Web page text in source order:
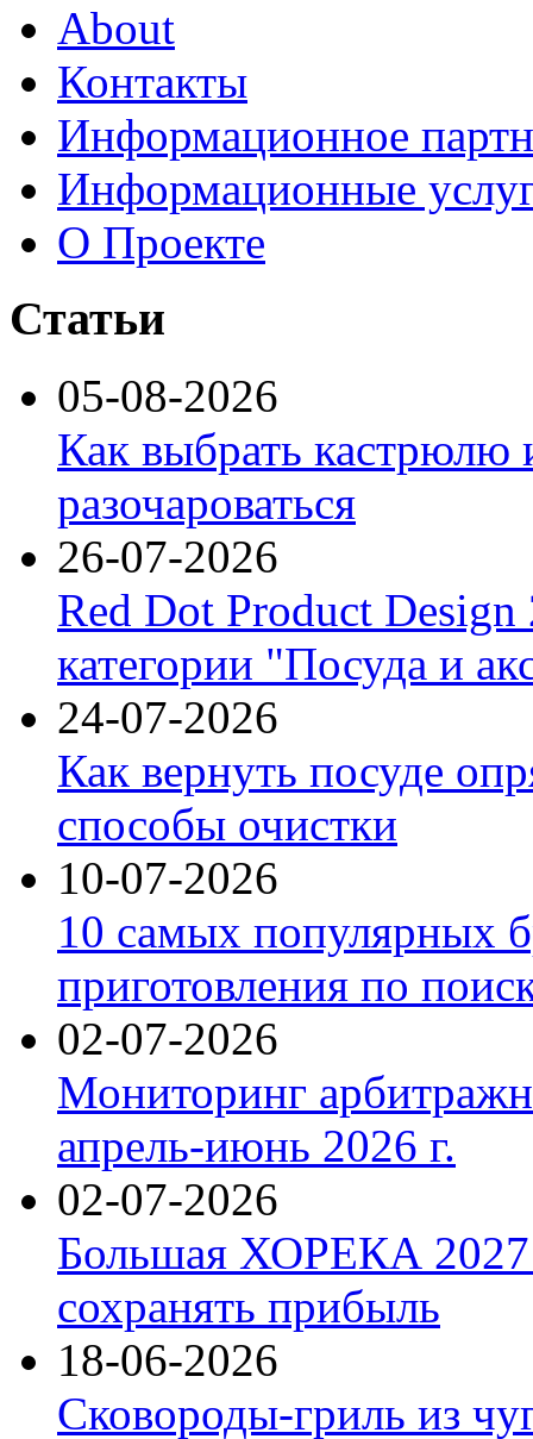
About
Контакты
Информационное
Информационные
О Проекте
Статьи
05-08-2026
Как выбрать кастрюлю
разочароваться
26-07-2026
Red Dot Product Design
категории "Посуда и
24-07-2026
Как вернуть посуде
способы очистки
10-07-2026
10 самых популярных
приготовления по
02-07-2026
Мониторинг
апрель-июнь 2026 г.
02-07-2026
Большая ХОРЕКА 2027:
сохранять прибыль
18-06-2026
Сковороды-гриль из